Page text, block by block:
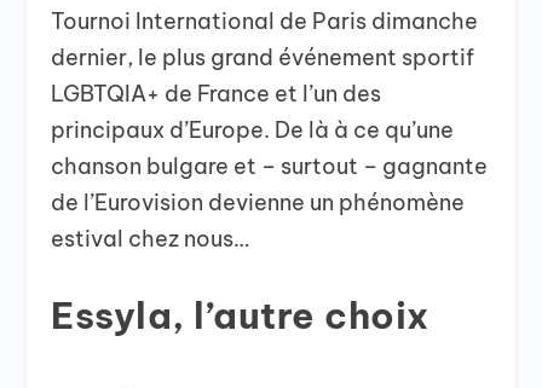
Tournoi International de Paris dimanche
dernier, le plus grand événement sportif
LGBTQIA+ de France et l’un des
principaux d’Europe. De là à ce qu’une
chanson bulgare et – surtout – gagnante
de l’Eurovision devienne un phénomène
estival chez nous…
Essyla, l’autre choix